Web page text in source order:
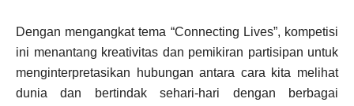
Dengan mengangkat tema “Connecting Lives”, kompetisi
ini menantang kreativitas dan pemikiran partisipan untuk
menginterpretasikan hubungan antara cara kita melihat
dunia dan bertindak sehari-hari dengan berbagai